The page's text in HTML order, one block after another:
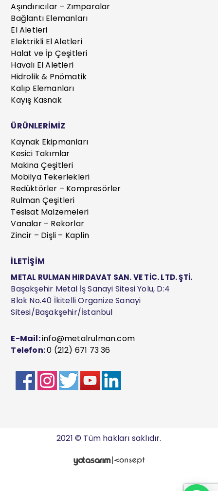
Aşındırıcılar – Zımparalar
Bağlantı Elemanları
El Aletleri
Elektrikli El Aletleri
Halat ve İp Çeşitleri
Havalı El Aletleri
Hidrolik & Pnömatik
Kalıp Elemanları
Kayış Kasnak
ÜRÜNLERİMİZ
Kaynak Ekipmanları
Kesici Takımlar
Makina Çeşitleri
Mobilya Tekerlekleri
Redüktörler – Kompresörler
Rulman Çeşitleri
Tesisat Malzemeleri
Vanalar – Rekorlar
Zincir – Dişli – Kaplin
İLETİŞİM
METAL RULMAN HIRDAVAT SAN. VE TİC. LTD. ŞTİ.
Başakşehir Metal İş Sanayi Sitesi Yolu, D:4
Blok No.40 İkitelli Organize Sanayi
Sitesi/Başakşehir/İstanbul
E-Mail:info@metalrulman.com
Telefon:0 (212) 671 73 36
2021 © Tüm hakları saklıdır.